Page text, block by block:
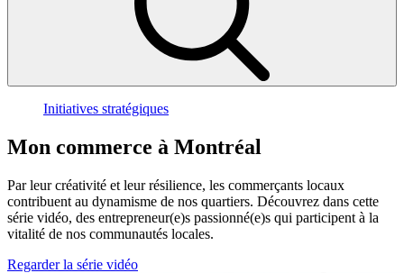
Initiatives stratégiques
Mon commerce à Montréal
Par leur créativité et leur résilience, les commerçants locaux
contribuent au dynamisme de nos quartiers. Découvrez dans cette
série vidéo, des entrepreneur(e)s passionné(e)s qui participent à la
vitalité de nos communautés locales.
Regarder la série vidéo